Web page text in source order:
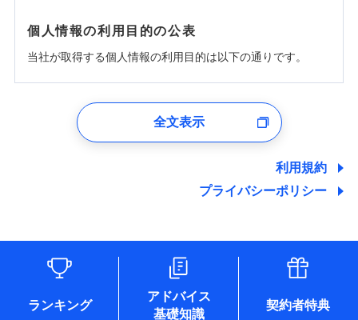
個人情報の利用目的の公表
当社が取得する個人情報の利用目的は以下の通りです。
ユーザー登録受付および、管理のため
しくは委託を受けている保険会社・提携会社の保険その他に
関する情報を提供し、金融商品等の契約を勧奨するため、ま
た維持管理等の委託業務遂行のため、またそれらに付帯、関
情報を取引のある他の保険会社の商品・サービスをご提案す
るために利用させていただくことがあります。）
各種セミナーの開催のため
コンサルティングサービスの実施のため
アンケートやキャンペーン等の実施のため
全文表示
利用規約
プライバシーポリシー
ランキング
アドバイス
基礎知識
契約者特典